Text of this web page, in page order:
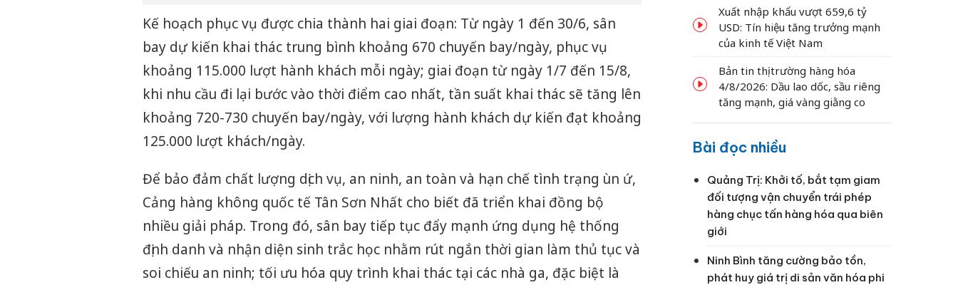
Kế hoạch phục vụ được chia thành hai giai đoạn: Từ ngày 1 đến 30/6, sân
bay dự kiến khai thác trung bình khoảng 670 chuyến bay/ngày, phục vụ
khoảng 115.000 lượt hành khách mỗi ngày; giai đoạn từ ngày 1/7 đến 15/8,
khi nhu cầu đi lại bước vào thời điểm cao nhất, tần suất khai thác sẽ tăng lên
khoảng 720-730 chuyến bay/ngày, với lượng hành khách dự kiến đạt khoảng
125.000 lượt khách/ngày.
Để bảo đảm chất lượng dịch vụ, an ninh, an toàn và hạn chế tình trạng ùn ứ,
Cảng hàng không quốc tế Tân Sơn Nhất cho biết đã triển khai đồng bộ
nhiều giải pháp. Trong đó, sân bay tiếp tục đẩy mạnh ứng dụng hệ thống
định danh và nhận diện sinh trắc học nhằm rút ngắn thời gian làm thủ tục và
soi chiếu an ninh; tối ưu hóa quy trình khai thác tại các nhà ga, đặc biệt là
Xuất nhập khẩu vượt 659,6 tỷ
USD: Tín hiệu tăng trưởng mạnh
của kinh tế Việt Nam
Bản tin thị trường hàng hóa
4/8/2026: Dầu lao dốc, sầu riêng
tăng mạnh, giá vàng giằng co
Bài đọc nhiều
Quảng Trị: Khởi tố, bắt tạm giam
đối tượng vận chuyển trái phép
hàng chục tấn hàng hóa qua biên
giới
Ninh Bình tăng cường bảo tồn,
phát huy giá trị di sản văn hóa phi